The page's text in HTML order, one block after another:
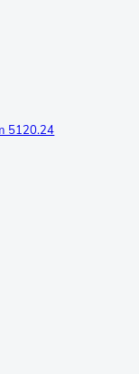
5120.24